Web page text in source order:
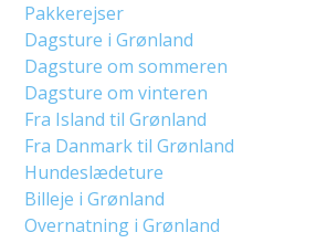
Pakkerejser
Dagsture i Grønland
Dagsture om sommeren
Dagsture om vinteren
Fra Island til Grønland
Fra Danmark til Grønland
Hundeslædeture
Billeje i Grønland
Overnatning i Grønland